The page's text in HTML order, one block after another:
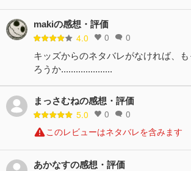
makiの感想・評価
4.0 0 0
キッズからのネタバレがなければ、
ろうか.....................
まっさむねの感想・評価
5.0 0 0
このレビューはネタバレを含みます
あかなすの感想・評価